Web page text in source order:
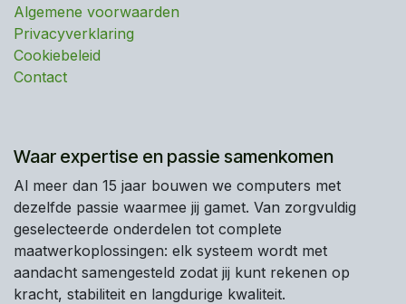
Algemene voorwaarden
Privacyverklaring
Cookiebeleid
Contact
Waar expertise en passie samenkomen
Al meer dan 15 jaar bouwen we computers met
dezelfde passie waarmee jij gamet. Van zorgvuldig
geselecteerde onderdelen tot complete
maatwerkoplossingen: elk systeem wordt met
aandacht samengesteld zodat jij kunt rekenen op
kracht, stabiliteit en langdurige kwaliteit.